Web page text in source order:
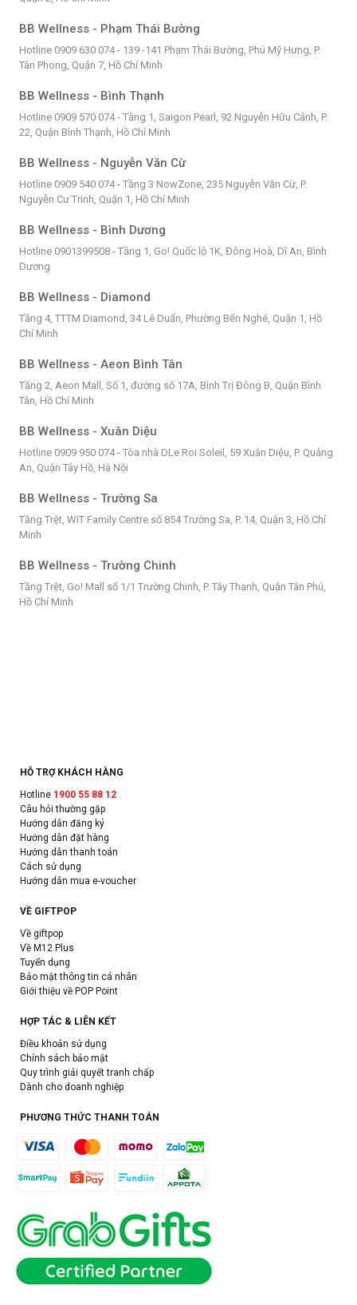
BB Wellness - Phạm Thái Bường
Hotline 0909 630 074 - 139 -141 Phạm Thái Bường, Phú Mỹ Hưng, P.
Tân Phong, Quận 7, Hồ Chí Minh
BB Wellness - Bình Thạnh
Hotline 0909 570 074 - Tầng 1, Saigon Pearl, 92 Nguyễn Hữu Cảnh, P.
22, Quận Bình Thạnh, Hồ Chí Minh
BB Wellness - Nguyễn Văn Cừ
Hotline 0909 540 074 - Tầng 3 NowZone, 235 Nguyễn Văn Cừ, P.
Nguyễn Cư Trinh, Quận 1, Hồ Chí Minh
BB Wellness - Bình Dương
Hotline 0901399508 - Tầng 1, Go! Quốc lộ 1K, Đông Hoà, Dĩ An, Bình
Dương
BB Wellness - Diamond
Tầng 4, TTTM Diamond, 34 Lê Duẩn, Phường Bến Nghé, Quận 1, Hồ
Chí Minh
BB Wellness - Aeon Bình Tân
Tầng 2, Aeon Mall, Số 1, đường số 17A, Bình Trị Đông B, Quận Bình
Tân, Hồ Chí Minh
BB Wellness - Xuân Diệu
Hotline 0909 950 074 - Tòa nhà DLe Roi Soleil, 59 Xuân Diệu, P. Quảng
An, Quận Tây Hồ, Hà Nội
BB Wellness - Trường Sa
Tầng Trệt, WiT Family Centre số 854 Trường Sa, P. 14, Quận 3, Hồ Chí
Minh
BB Wellness - Trường Chinh
Tầng Trệt, Go! Mall số 1/1 Trường Chinh, P. Tây Thạnh, Quận Tân Phú,
Hồ Chí Minh
HỖ TRỢ KHÁCH HÀNG
Hotline 1900 55 88 12
Câu hỏi thường gặp
Hướng dẫn đăng ký
Hướng dẫn đặt hàng
Hướng dẫn thanh toán
Cách sử dụng
Hướng dẫn mua e-voucher
VỀ GIFTPOP
Về giftpop
Về M12 Plus
Tuyển dụng
Bảo mật thông tin cá nhân
Giới thiệu về POP Point
HỢP TÁC & LIÊN KẾT
Điều khoản sử dụng
Chính sách bảo mật
Quy trình giải quyết tranh chấp
Dành cho doanh nghiệp
PHƯƠNG THỨC THANH TOÁN